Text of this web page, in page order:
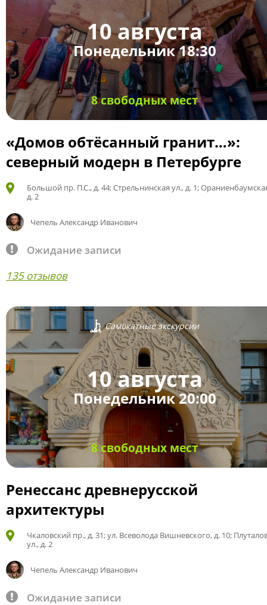
10 августа
Понедельник 18:30
8 свободных мест
«Домов обтёсанный гранит…»:
северный модерн в Петербурге
Большой пр. П.С., д. 44; Стрельнинская ул., д. 1;
д. 2
Чепель Александр Иванович
Ожидание записи
135 отзывов
Самокатные экскурсии
10 августа
Понедельник 20:00
8 свободных мест
Ренессанс древнерусской
архитектуры
Чкаловский пр., д. 31; ул. Всеволода Вишневского, д. 10;
ул., д. 2
Чепель Александр Иванович
Ожидание записи